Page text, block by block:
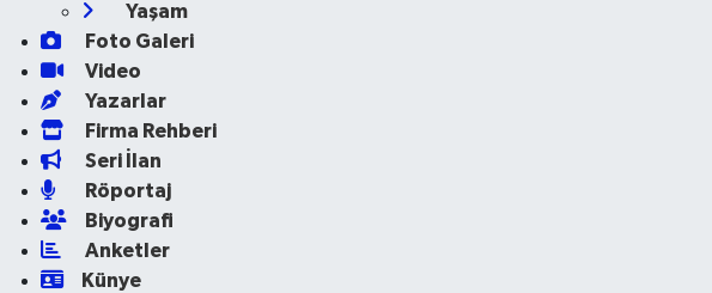
Yaşam
Foto Galeri
Video
Yazarlar
Firma Rehberi
Seri İlan
Röportaj
Biyografi
Anketler
Künye